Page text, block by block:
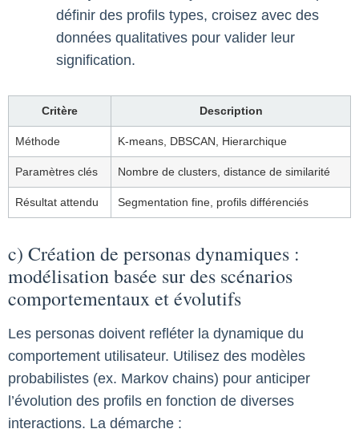
définir des profils types, croisez avec des
données qualitatives pour valider leur
signification.
Critère Description
Méthode K-means, DBSCAN, Hierarchique
Paramètres clés Nombre de clusters, distance de similarité
Résultat attendu Segmentation fine, profils différenciés
c) Création de personas dynamiques :
modélisation basée sur des scénarios
comportementaux et évolutifs
Les personas doivent refléter la dynamique du
comportement utilisateur. Utilisez des modèles
probabilistes (ex. Markov chains) pour anticiper
l’évolution des profils en fonction de diverses
interactions. La démarche :